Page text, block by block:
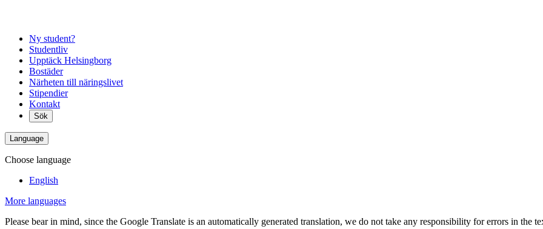
Ny student?
Studentliv
Upptäck Helsingborg
Bostäder
Närheten till näringslivet
Stipendier
Kontakt
Sök
Language
Choose language
English
More languages
Please bear in mind, since the Google Translate is an automatically generated translation, we do not take any responsibility for errors in the